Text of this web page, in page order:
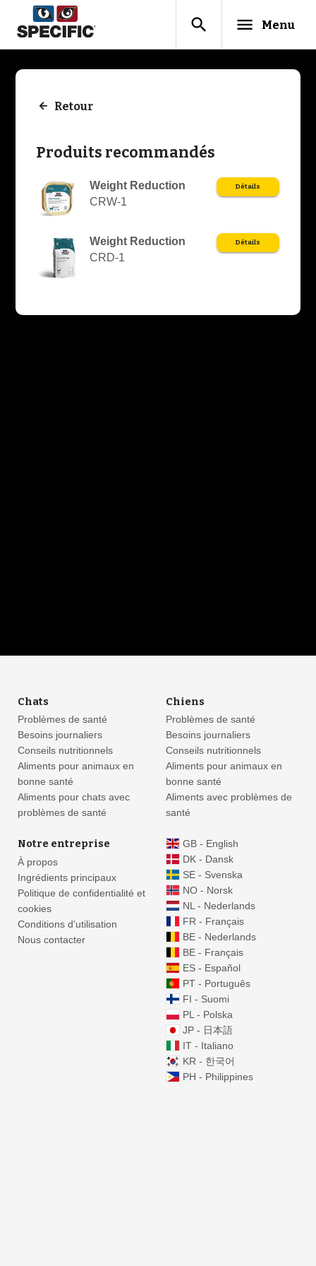
search menu Menu
Retour
Produits recommandés
Weight Reduction
CRW-1
Détails
Weight Reduction
CRD-1
Détails
Chats
Problèmes de santé
Besoins journaliers
Conseils nutritionnels
Aliments pour animaux en
bonne santé
Aliments pour chats avec
problèmes de santé
Chiens
Problèmes de santé
Besoins journaliers
Conseils nutritionnels
Aliments pour animaux en
bonne santé
Aliments avec problèmes de
santé
Notre entreprise
À propos
Ingrédients principaux
Politique de confidentialité et
cookies
Conditions d'utilisation
Nous contacter
GB - English
DK - Dansk
SE - Svenska
NO - Norsk
NL - Nederlands
FR - Français
BE - Nederlands
BE - Français
ES - Español
PT - Português
FI - Suomi
PL - Polska
JP - 日本語
IT - Italiano
KR - 한국어
PH - Philippines